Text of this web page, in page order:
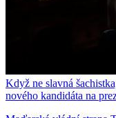
Když ne slavná
nového kandidáta na